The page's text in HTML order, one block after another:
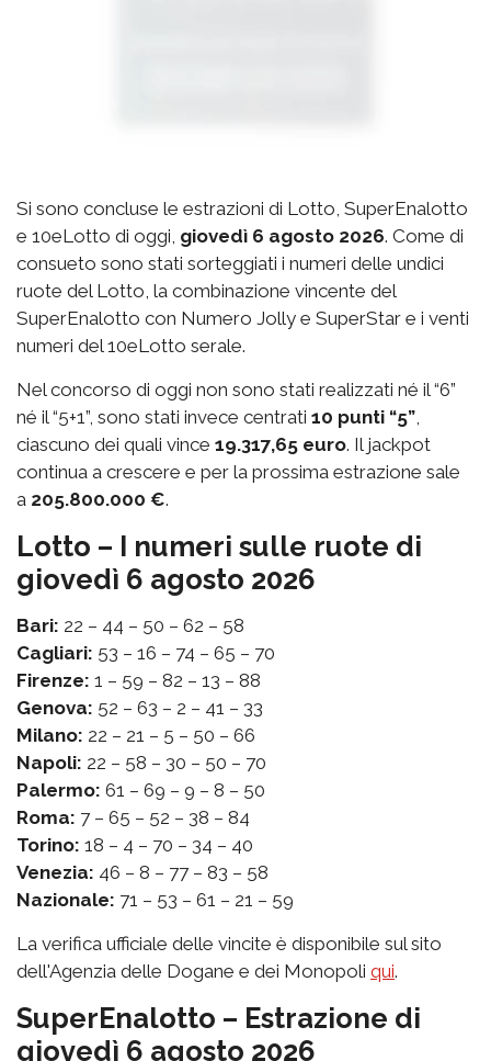
Si sono concluse le estrazioni di Lotto, SuperEnalotto
e 10eLotto di oggi, giovedì 6 agosto 2026. Come di
consueto sono stati sorteggiati i numeri delle undici
ruote del Lotto, la combinazione vincente del
SuperEnalotto con Numero Jolly e SuperStar e i venti
numeri del 10eLotto serale.
Nel concorso di oggi non sono stati realizzati né il “6”
né il “5+1”, sono stati invece centrati 10 punti “5”,
ciascuno dei quali vince 19.317,65 euro. Il jackpot
continua a crescere e per la prossima estrazione sale
a 205.800.000 €.
Lotto – I numeri sulle ruote di
giovedì 6 agosto 2026
Bari: 22 – 44 – 50 – 62 – 58
Cagliari: 53 – 16 – 74 – 65 – 70
Firenze: 1 – 59 – 82 – 13 – 88
Genova: 52 – 63 – 2 – 41 – 33
Milano: 22 – 21 – 5 – 50 – 66
Napoli: 22 – 58 – 30 – 50 – 70
Palermo: 61 – 69 – 9 – 8 – 50
Roma: 7 – 65 – 52 – 38 – 84
Torino: 18 – 4 – 70 – 34 – 40
Venezia: 46 – 8 – 77 – 83 – 58
Nazionale: 71 – 53 – 61 – 21 – 59
La verifica ufficiale delle vincite è disponibile sul sito
dell'Agenzia delle Dogane e dei Monopoli qui.
SuperEnalotto – Estrazione di
giovedì 6 agosto 2026